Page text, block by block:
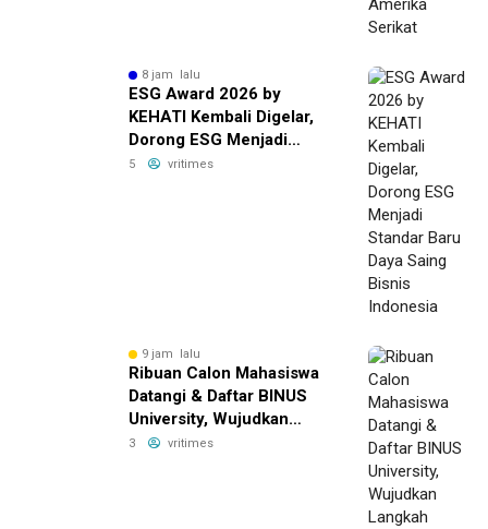
8 jam lalu
ESG Award 2026 by
KEHATI Kembali Digelar,
Dorong ESG Menjadi
Standar Baru Daya Saing
5 vritimes
9 jam lalu
Ribuan Calon Mahasiswa
Datangi & Daftar BINUS
University, Wujudkan
Langkah Awal Menuju
3 vritimes